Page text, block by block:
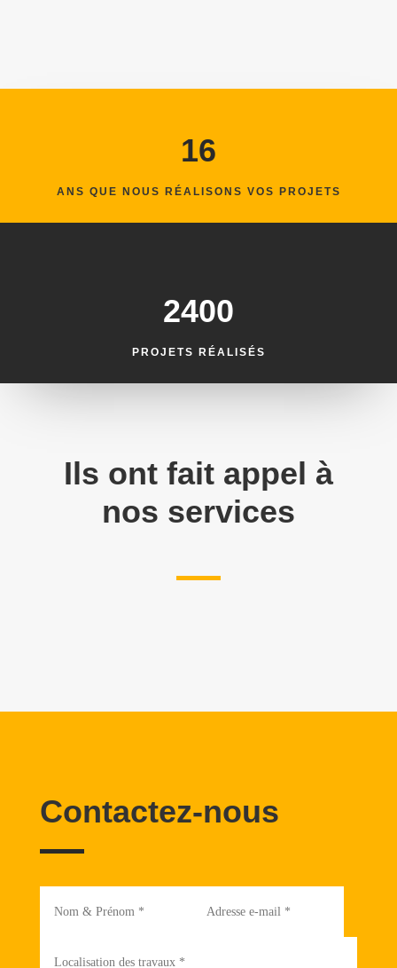
16
ANS QUE NOUS RÉALISONS VOS PROJETS
2400
PROJETS RÉALISÉS
Ils ont fait appel à
nos services
Contactez-nous